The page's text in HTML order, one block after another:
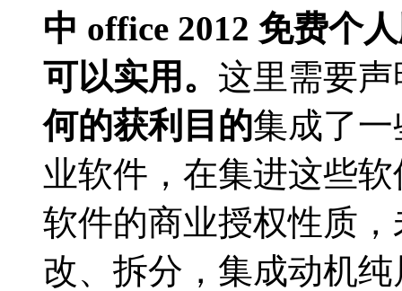
中 office 2012 免费个
可以实用。 这里需要
何的获利目的集成了
业软件，在集进这些
软件的商业授权性质
改、拆分，集成动机